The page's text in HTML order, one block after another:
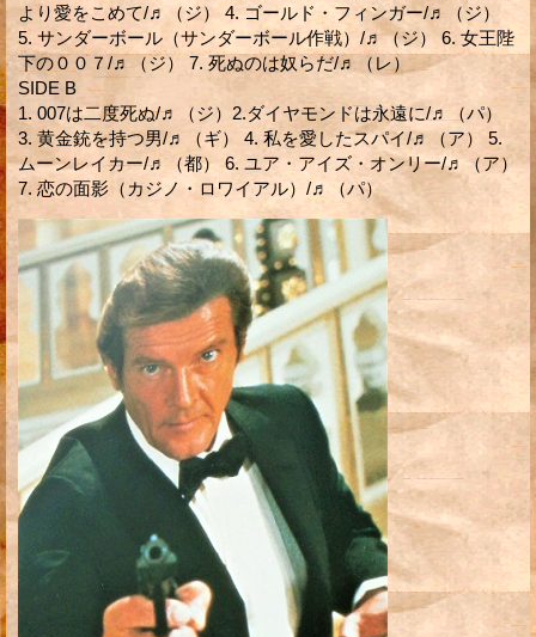
より愛をこめて/♬（ジ） 4. ゴールド・フィンガー/♬（ジ）
5. サンダーボール（サンダーボール作戦）/♬（ジ） 6. 女王陛
下の００７/♬（ジ） 7. 死ぬのは奴らだ/♬（レ）
SIDE B
1. 007は二度死ぬ/♬（ジ）2.ダイヤモンドは永遠に/♬（パ）
3. 黄金銃を持つ男/♬（ギ） 4. 私を愛したスパイ/♬（ア） 5.
ムーンレイカー/♬（都） 6. ユア・アイズ・オンリー/♬（ア）
7. 恋の面影（カジノ・ロワイアル）/♬（パ）